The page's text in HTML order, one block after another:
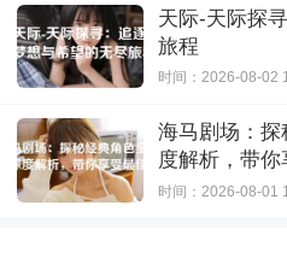
天际-天际探
旅程
时间：2026-08-02
海马剧场：
度解析，带
时间：2026-08-01